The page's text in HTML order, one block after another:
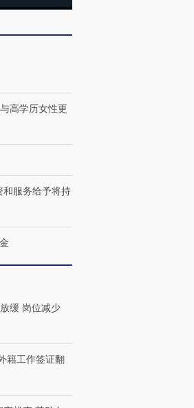
飞地休达
【商旅对话】华住集团
高学历女性更
和服务给予将持
缓 岗位减少
籍工作签证翻